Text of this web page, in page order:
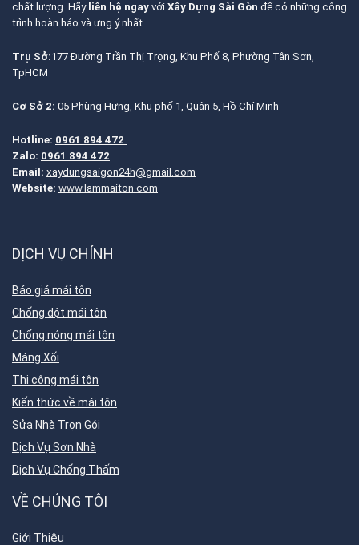
chất lượng. Hãy liên hệ ngay với Xây Dựng Sài Gòn để có những công
trình hoàn hảo và ưng ý nhất.
Trụ Sở:177 Đường Trần Thị Trọng, Khu Phố 8, Phường Tân Sơn,
TpHCM
Cơ Sở 2: 05 Phùng Hưng, Khu phố 1, Quận 5, Hồ Chí Minh
Hotline: 0961 894 472
Zalo: 0961 894 472
Email: xaydungsaigon24h@gmail.com
Website: www.lammaiton.com
DỊCH VỤ CHÍNH
Báo giá mái tôn
Chống dột mái tôn
Chống nóng mái tôn
Máng Xối
Thi công mái tôn
Kiến thức về mái tôn
Sửa Nhà Trọn Gói
Dịch Vụ Sơn Nhà
Dịch Vụ Chống Thấm
VỀ CHÚNG TÔI
Giới Thiệu